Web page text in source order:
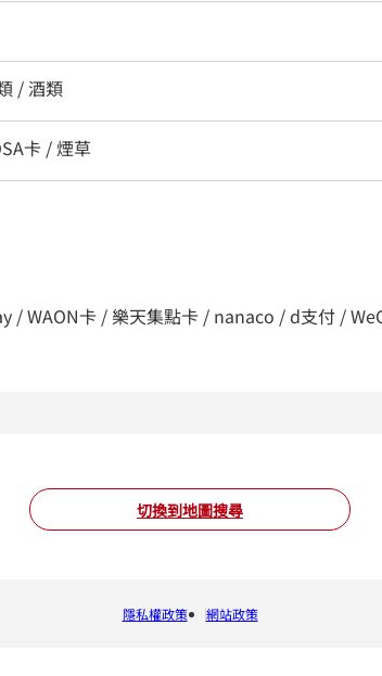
/ 酒類
卡 / 煙草
/ WAON卡 / 樂天集點卡 / nanaco / d支付 /
切換到地圖搜尋
隱私權政策 網站政策